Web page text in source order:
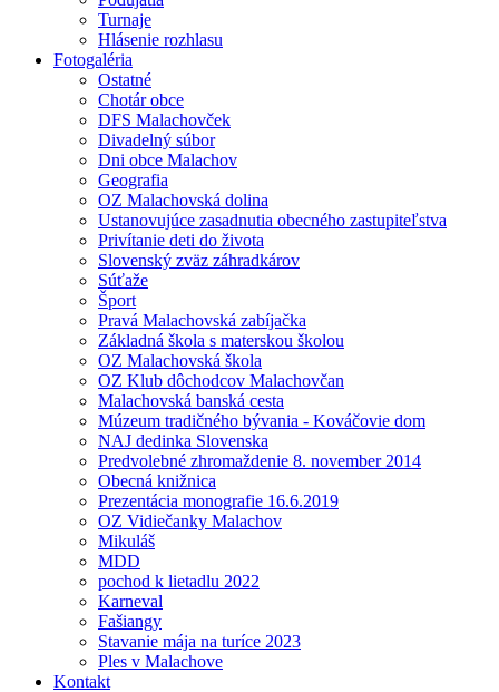
Turnaje
Hlásenie rozhlasu
Fotogaléria
Ostatné
Chotár obce
DFS Malachovček
Divadelný súbor
Dni obce Malachov
Geografia
OZ Malachovská dolina
Ustanovujúce zasadnutia obecného zastupiteľstva
Privítanie deti do života
Slovenský zväz záhradkárov
Súťaže
Šport
Pravá Malachovská zabíjačka
Základná škola s materskou školou
OZ Malachovská škola
OZ Klub dôchodcov Malachovčan
Malachovská banská cesta
Múzeum tradičného bývania - Kováčovie dom
NAJ dedinka Slovenska
Predvolebné zhromaždenie 8. november 2014
Obecná knižnica
Prezentácia monografie 16.6.2019
OZ Vidiečanky Malachov
Mikuláš
MDD
pochod k lietadlu 2022
Karneval
Fašiangy
Stavanie mája na turíce 2023
Ples v Malachove
Kontakt